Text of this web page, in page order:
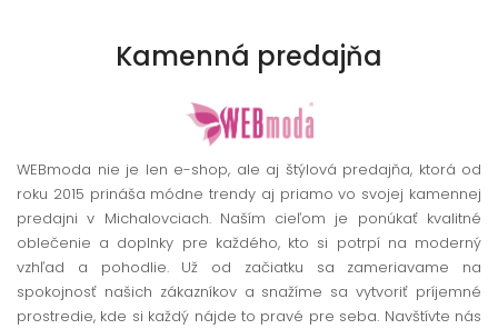
Kamenná predajňa
WEBmoda nie je len e-shop, ale aj štýlová predajňa, ktorá od
roku 2015 prináša módne trendy aj priamo vo svojej kamennej
predajni v Michalovciach. Naším cieľom je ponúkať kvalitné
oblečenie a doplnky pre každého, kto si potrpí na moderný
vzhľad a pohodlie. Už od začiatku sa zameriavame na
spokojnosť našich zákazníkov a snažíme sa vytvoriť príjemné
prostredie, kde si každý nájde to pravé pre seba. Navštívte nás